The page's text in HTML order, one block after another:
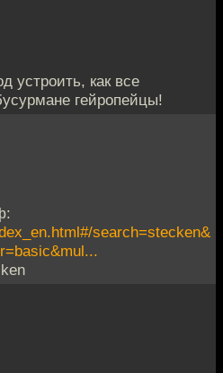
устроить, как все
гейропейцы!
search=stecken&